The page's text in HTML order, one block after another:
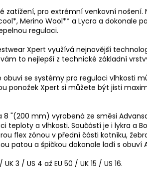
zatížení, pro extrémní venkovní nošení.
Merino Wool** a Lycra a dokonale
regulaci.
Xpert využívá nejnovější
to nejlepší z technické základní
obuvi se systémy pro regulaci vlhkosti
ponožek Xpert si můžete být jisti
8 "(200 mm) vyrobená ze směsi
teploty a vlhkosti. Součástí je i lykra a
flex zónou v přední části kotníku,
patou a špičkou dokonale ladí s obuví
3 / US 4 až EU 50 / UK 15 / US 16.